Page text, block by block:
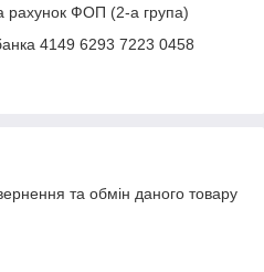
рахунок ФОП (2-а група)
4149 6293 7223 0458
та обмін даного товару